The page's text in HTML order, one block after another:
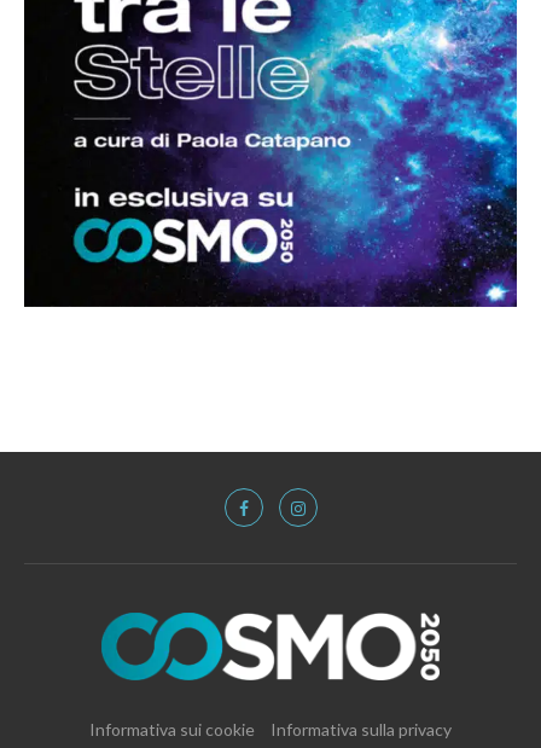
Informativa sui cookie
Informativa sulla privacy